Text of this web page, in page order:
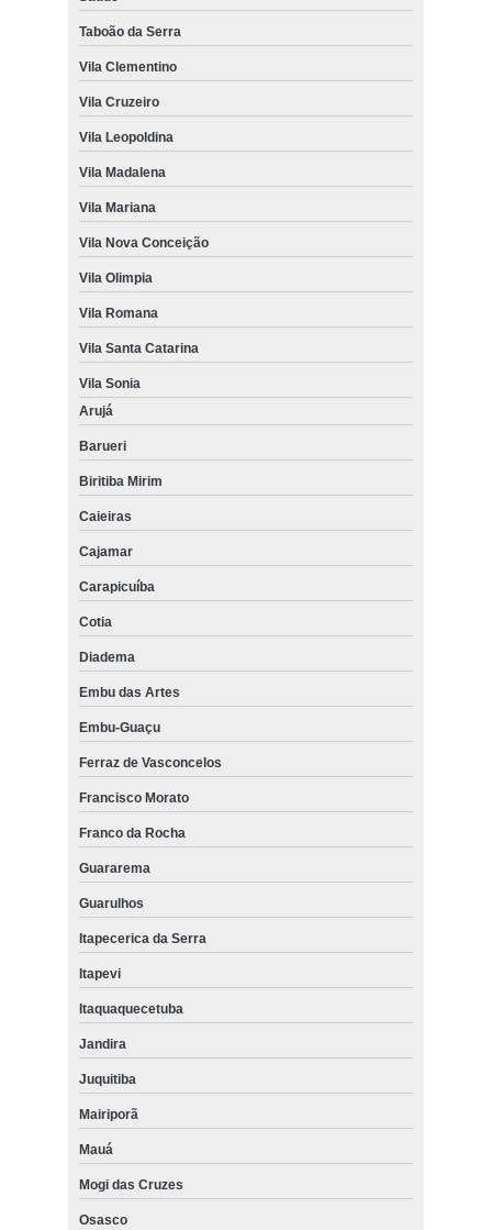
Taboão da Serra
Vila Clementino
Vila Cruzeiro
Vila Leopoldina
Vila Madalena
Vila Mariana
Vila Nova Conceição
Vila Olimpia
Vila Romana
Vila Santa Catarina
Vila Sonia
Arujá
Barueri
Biritiba Mirim
Caieiras
Cajamar
Carapicuíba
Cotia
Diadema
Embu das Artes
Embu-Guaçu
Ferraz de Vasconcelos
Francisco Morato
Franco da Rocha
Guararema
Guarulhos
Itapecerica da Serra
Itapevi
Itaquaquecetuba
Jandira
Juquitiba
Mairiporã
Mauá
Mogi das Cruzes
Osasco